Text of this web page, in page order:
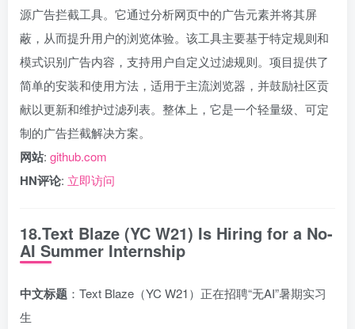
源广告拦截工具。它通过分析网页中的广告元素并将其屏
蔽，从而提升用户的浏览体验。该工具主要基于特定规则和
模式识别广告内容，支持用户自定义过滤规则。项目提供了
简单的安装和使用方法，适用于主流浏览器，并鼓励社区贡
献以更新和维护过滤列表。整体上，它是一个轻量级、可定
制的广告拦截解决方案。
网站: github.com
HN评论: 立即访问
18.Text Blaze (YC W21) Is Hiring for a No-
AI Summer Internship
中文标题 ：Text Blaze（YC W21）正在招聘“无AI”暑期实习
生